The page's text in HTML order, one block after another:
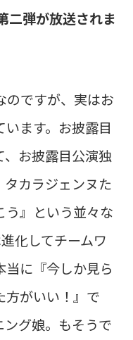
二弾が放送されま
のですが、実はお
ます。お披露目
、お披露目公演独
カラジェンヌた
う』という並々な
化してチームワ
当に『今しか見ら
方がいい！』で
ング娘。もそうで